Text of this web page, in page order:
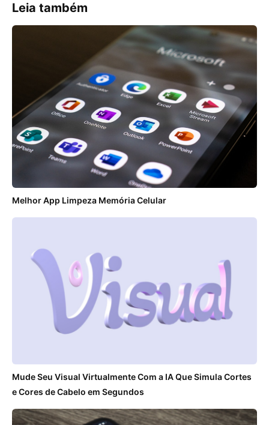
Leia também
Melhor App Limpeza Memória Celular
Mude Seu Visual Virtualmente Com a IA Que Simula Cortes
e Cores de Cabelo em Segundos